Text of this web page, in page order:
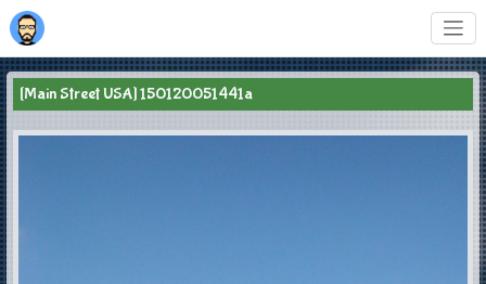
[Main Street USA] 150120051441a